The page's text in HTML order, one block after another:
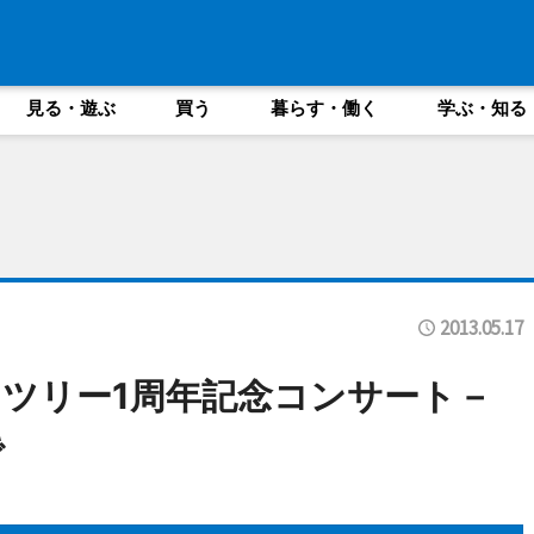
見る・遊ぶ 買う 暮らす・働く 学ぶ・知る
2013.05.17
リー1周年記念コンサート－